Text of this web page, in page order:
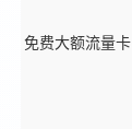
免费大额流量卡